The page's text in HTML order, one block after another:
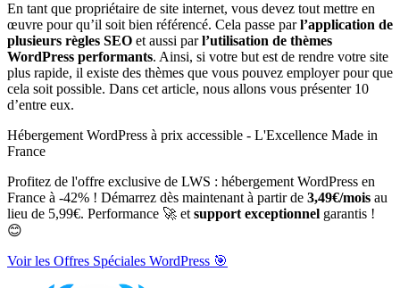
En tant que propriétaire de site internet, vous devez tout mettre en
œuvre pour qu’il soit bien référencé. Cela passe parl’application de
plusieurs règles SEO et aussi parl’utilisation de thèmes
WordPress performants. Ainsi, si votre but est de rendre votre site
plus rapide, il existe des thèmes que vous pouvez employer pour que
cela soit possible. Dans cet article, nous allons vous présenter 10
d’entre eux.
Hébergement WordPress à prix accessible - L'Excellence Made in
France
Profitez de l'offre exclusive de LWS : hébergement WordPress en
France à -42% ! Démarrez dès maintenant à partir de 3,49€/mois au
lieu de 5,99€. Performance 🚀 et support exceptionnel garantis !
😊
Voir les Offres Spéciales WordPress 🎯